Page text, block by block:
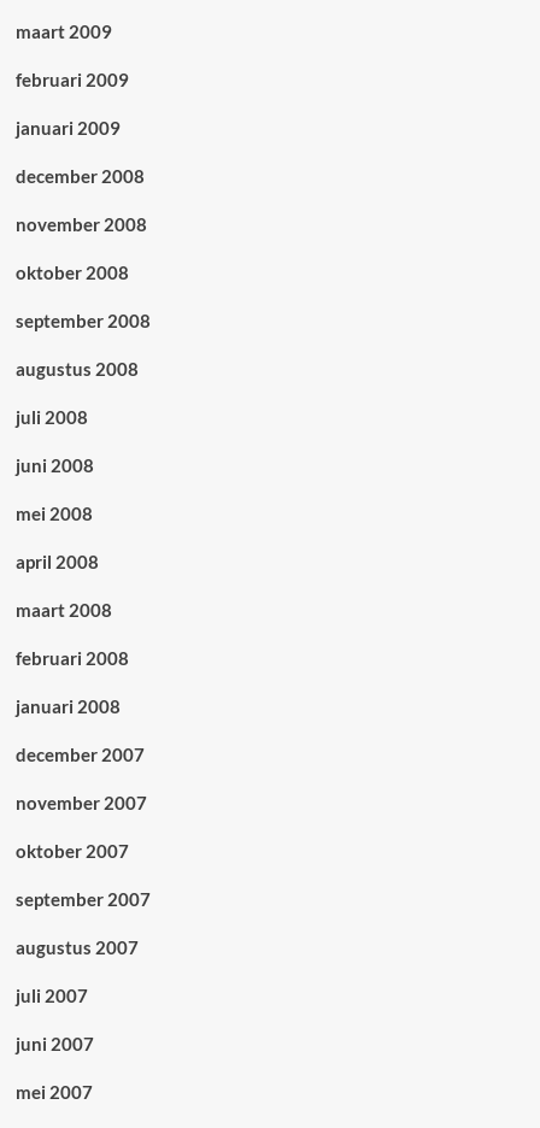
maart 2009
februari 2009
januari 2009
december 2008
november 2008
oktober 2008
september 2008
augustus 2008
juli 2008
juni 2008
mei 2008
april 2008
maart 2008
februari 2008
januari 2008
december 2007
november 2007
oktober 2007
september 2007
augustus 2007
juli 2007
juni 2007
mei 2007